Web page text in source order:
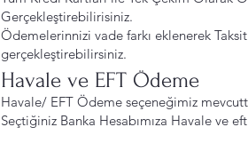
Gerçekleştirebilirisiniz.
Ödemelerinnizi vade farkı eklenerek
gerçekleştirebilirsiniz.
Havale ve EFT Ödeme
Havale/ EFT Ödeme seçeneğimiz
Seçtiğiniz Banka Hesabımıza Havale ve